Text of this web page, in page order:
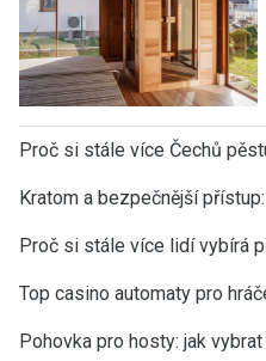
Proč si stále více Čechů
Kratom a bezpečnější
Proč si stále více lidí vybírá
Top casino automaty pro
Pohovka pro hosty: jak